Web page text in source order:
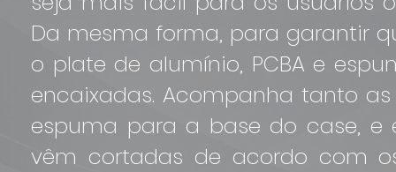
Da mesma forma, para garantir
o plate de alumínio, PCBA e
encaixadas. Acompanha tanto
espuma para a base do case, e
vêm cortadas de acordo com